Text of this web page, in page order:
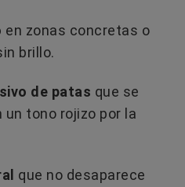
en zonas concretas o
brillo.
de patas que se
un tono rojizo por la
que no desaparece